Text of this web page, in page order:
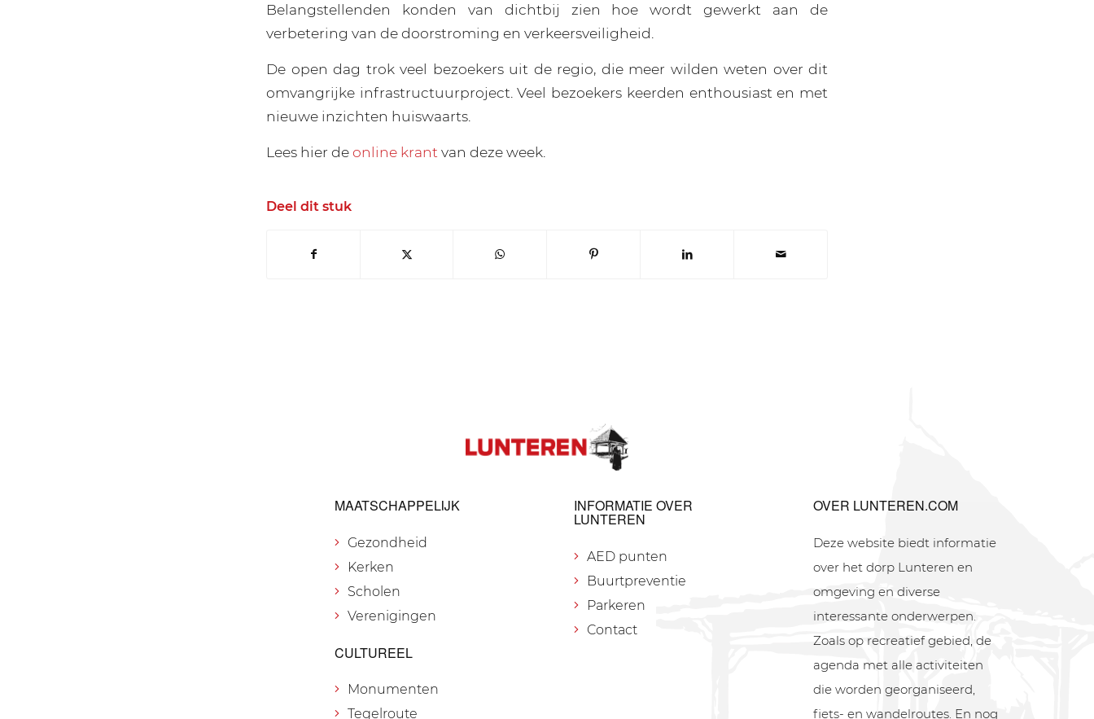
Belangstellenden konden van dichtbij zien hoe wordt gewerkt aan de
verbetering van de doorstroming en verkeersveiligheid.
De open dag trok veel bezoekers uit de regio, die meer wilden weten over dit
omvangrijke infrastructuurproject. Veel bezoekers keerden enthousiast en met
nieuwe inzichten huiswaarts.
Lees hier deonline krant van deze week.
Deel dit stuk
MAATSCHAPPELIJK
Gezondheid
Kerken
Scholen
Verenigingen
CULTUREEL
Monumenten
Tegelroute
INFORMATIE OVER
LUNTEREN
AED punten
Buurtpreventie
Parkeren
Contact
OVER LUNTEREN.COM
Deze website biedt informatie
over het dorp Lunteren en
omgeving en diverse
interessante onderwerpen.
Zoals op recreatief gebied, de
agenda met alle activiteiten
die worden georganiseerd,
fiets- en wandelroutes. En nog